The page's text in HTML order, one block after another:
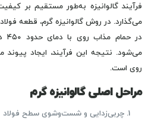
فرآیند گالوانیزه به‌طور مستقیم بر
می‌گذارد. در روش گالوانیزه گرم، قطعه
می‌شود. نتیجه این فرآیند، ایجاد پیوند
روی است.
مراحل اصلی گالوانیزه گرم
چربی‌زدایی و شست‌وشوی سطح فولاد